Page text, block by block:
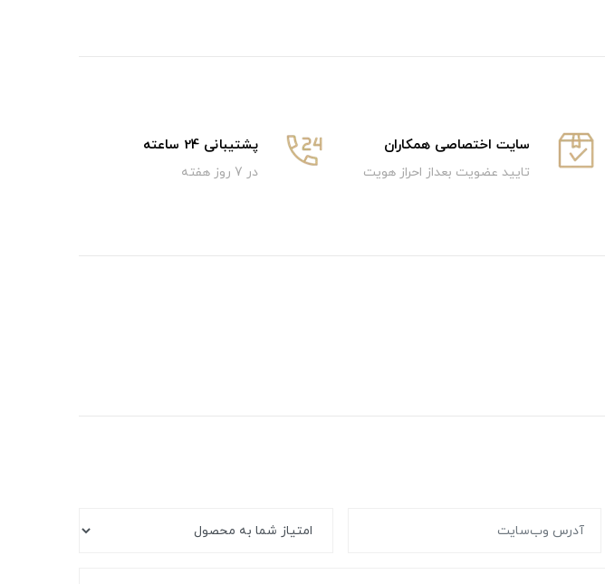
سایت اختصاصی همکاران
تایید عضویت بعداز احراز هویت
پشتیبانی 24 ساعته
در 7 روز هفته